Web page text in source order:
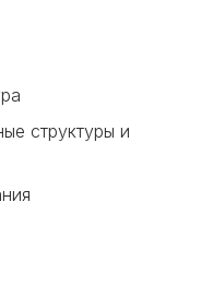
структуры и